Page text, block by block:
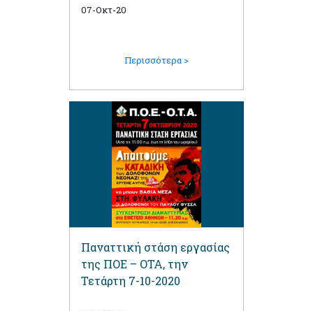
07-Οκτ-20
Περισσότερα >
Παναττική στάση εργασίας
της ΠΟΕ – ΟΤΑ, την
Τετάρτη 7-10-2020